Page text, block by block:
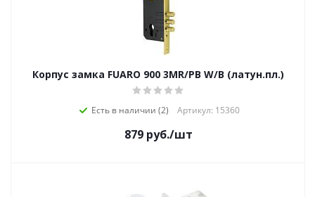
Корпус замка FUARO 900 3MR/PB W/B (латун.пл.)
Есть в наличии (2) Артикул: 15360
879руб./шт